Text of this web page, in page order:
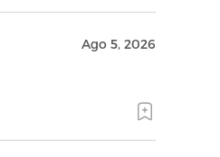
Ago 5, 2026